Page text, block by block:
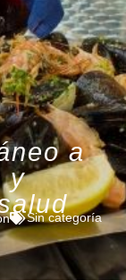
a
y
Sin categoría